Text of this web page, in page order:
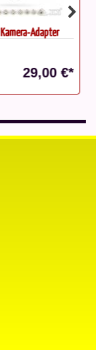
Kamera-Adapter
29,00 €*